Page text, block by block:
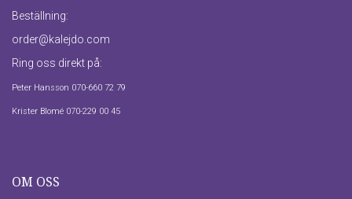
Beställning:
order@kalejdo.com
Ring oss direkt på:
Peter Hansson 070-660 72 79
Krister Blomé 070-229 00 45
OM OSS